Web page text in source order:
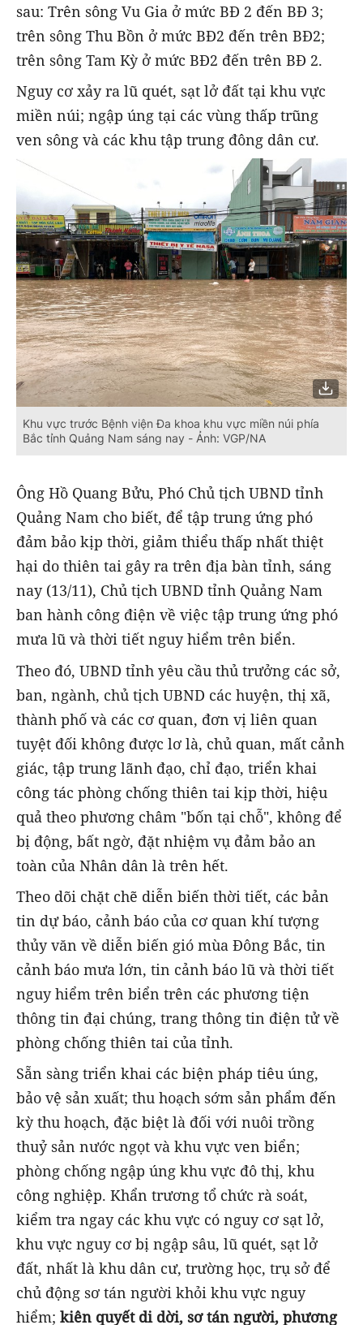
sau: Trên sông Vu Gia ở mức BĐ 2 đến BĐ 3;
trên sông Thu Bồn ở mức BĐ2 đến trên BĐ2;
trên sông Tam Kỳ ở mức BĐ2 đến trên BĐ 2.
Nguy cơ xảy ra lũ quét, sạt lở đất tại khu vực
miền núi; ngập úng tại các vùng thấp trũng
ven sông và các khu tập trung đông dân cư.
Khu vực trước Bệnh viện Đa khoa khu vực miền núi phía
Bắc tỉnh Quảng Nam sáng nay - Ảnh: VGP/NA
Ông Hồ Quang Bửu, Phó Chủ tịch UBND tỉnh
Quảng Nam cho biết, để tập trung ứng phó
đảm bảo kịp thời, giảm thiểu thấp nhất thiệt
hại do thiên tai gây ra trên địa bàn tỉnh, sáng
nay (13/11), Chủ tịch UBND tỉnh Quảng Nam
ban hành công điện về việc tập trung ứng phó
mưa lũ và thời tiết nguy hiểm trên biển.
Theo đó, UBND tỉnh yêu cầu thủ trưởng các sở,
ban, ngành, chủ tịch UBND các huyện, thị xã,
thành phố và các cơ quan, đơn vị liên quan
tuyệt đối không được lơ là, chủ quan, mất cảnh
giác, tập trung lãnh đạo, chỉ đạo, triển khai
công tác phòng chống thiên tai kịp thời, hiệu
quả theo phương châm "bốn tại chỗ", không để
bị động, bất ngờ, đặt nhiệm vụ đảm bảo an
toàn của Nhân dân là trên hết.
Theo dõi chặt chẽ diễn biến thời tiết, các bản
tin dự báo, cảnh báo của cơ quan khí tượng
thủy văn về diễn biến gió mùa Đông Bắc, tin
cảnh báo mưa lớn, tin cảnh báo lũ và thời tiết
nguy hiểm trên biển trên các phương tiện
thông tin đại chúng, trang thông tin điện tử về
phòng chống thiên tai của tỉnh.
Sẵn sàng triển khai các biện pháp tiêu úng,
bảo vệ sản xuất; thu hoạch sớm sản phẩm đến
kỳ thu hoạch, đặc biệt là đối với nuôi trồng
thuỷ sản nước ngọt và khu vực ven biển;
phòng chống ngập úng khu vực đô thị, khu
công nghiệp. Khẩn trương tổ chức rà soát,
kiểm tra ngay các khu vực có nguy cơ sạt lở,
khu vực nguy cơ bị ngập sâu, lũ quét, sạt lở
đất, nhất là khu dân cư, trường học, trụ sở để
chủ động sơ tán người khỏi khu vực nguy
hiểm; kiên quyết di dời, sơtán người, phương